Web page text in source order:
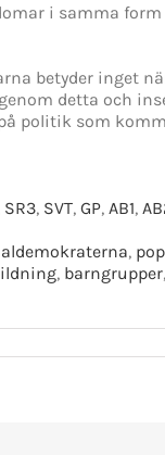
i samma
betyder inget
detta och
politik som
SR3, SVT, GP, AB1,
,
, barngrupper,